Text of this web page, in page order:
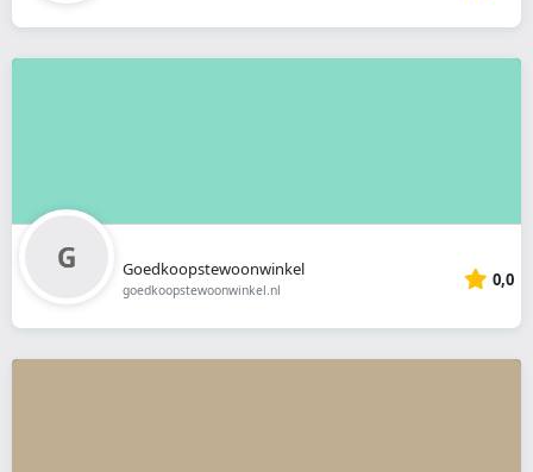
Goedkoopstewoonwinkel
goedkoopstewoonwinkel.nl 0,0